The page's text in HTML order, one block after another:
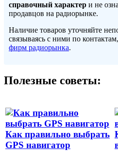
справочный характер и не
продавцов на радиорынке.
Наличие товаров уточняйте
связываясь с ними по
фирм радиорынка.
Полезные советы:
Как правильно выбрать
GPS навигатор